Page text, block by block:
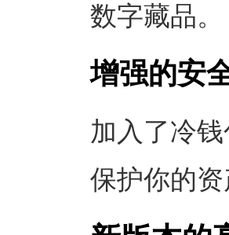
数字藏品。
增强的安
加入了冷
保护你的资